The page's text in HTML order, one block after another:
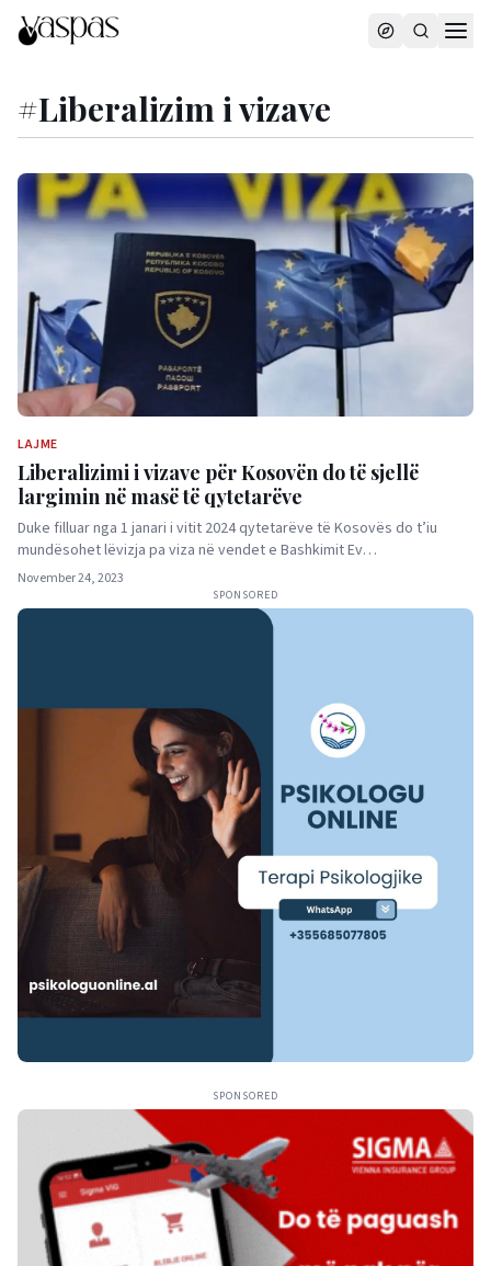
#Liberalizim i vizave
LAJME
Liberalizimi i vizave për Kosovën do të sjellë
largimin në masë të qytetarëve
Duke filluar nga 1 janari i vitit 2024 qytetarëve të Kosovës do t’iu
mundësohet lëvizja pa viza në vendet e Bashkimit Ev…
November 24, 2023
SPONSORED
SPONSORED